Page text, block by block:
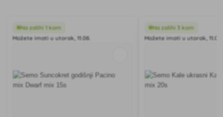
Na zalihi 1 kom
Možete imati u utorak, 11.08.
Na zalihi 3 kom
Možete imati u utorak, 11.08.